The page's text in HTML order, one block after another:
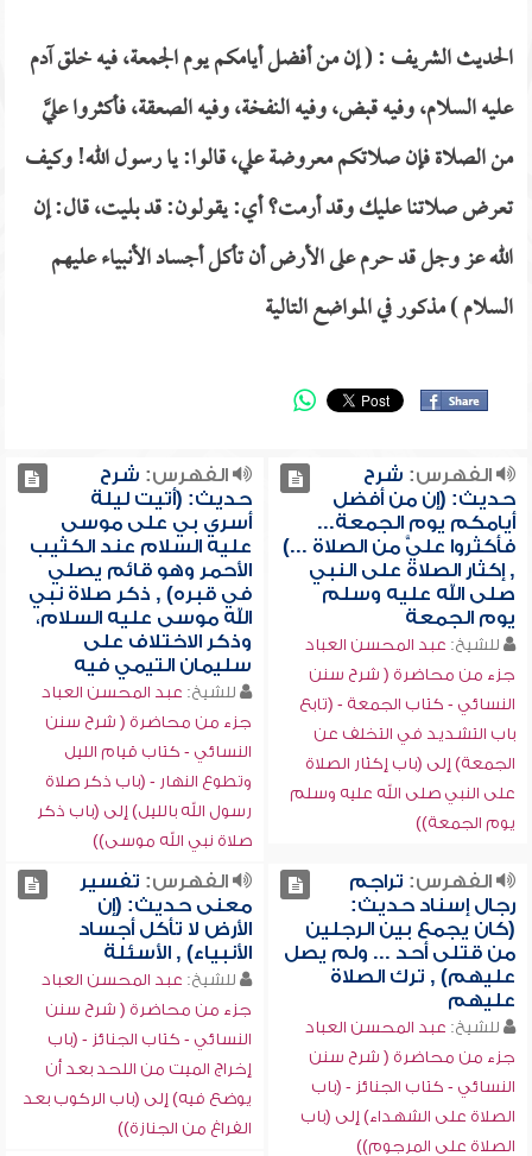
الحديث الشريف : ( إن من أفضل أيامكم يوم الجمعة، فيه خلق آدم
عليه السلام، وفيه قبض، وفيه النفخة، وفيه الصعقة، فأكثروا عليَّ
من الصلاة فإن صلاتكم معروضة علي، قالوا: يا رسول الله! وكيف
تعرض صلاتنا عليك وقد أرمت؟ أي: يقولون: قد بليت، قال: إن
الله عز وجل قد حرم على الأرض أن تأكل أجساد الأنبياء عليهم
السلام ) مذكور في المواضع التالية
الفهرس: شرح
حديث: (إن من أفضل
أيامكم يوم الجمعة...
فأكثروا عليَّ من الصلاة ...)
, إكثار الصلاة على النبي
صلى الله عليه وسلم
يوم الجمعة
للشيخ: عبد المحسن العباد
جزء من محاضرة ( شرح سنن
النسائي - كتاب الجمعة - (تابع
باب التشديد في التخلف عن
الجمعة) إلى (باب إكثار الصلاة
على النبي صلى الله عليه وسلم
يوم الجمعة))
الفهرس: شرح
حديث: (أتيت ليلة
أسري بي على موسى
عليه السلام عند الكثيب
الأحمر وهو قائم يصلي
في قبره) , ذكر صلاة نبي
الله موسى عليه السلام،
وذكر الاختلاف على
سليمان التيمي فيه
للشيخ: عبد المحسن العباد
جزء من محاضرة ( شرح سنن
النسائي - كتاب قيام الليل
وتطوع النهار - (باب ذكر صلاة
رسول الله بالليل) إلى (باب ذكر
صلاة نبي الله موسى))
الفهرس: تراجم
رجال إسناد حديث:
(كان يجمع بين الرجلين
من قتلى أحد ... ولم يصل
عليهم) , ترك الصلاة
عليهم
للشيخ: عبد المحسن العباد
جزء من محاضرة ( شرح سنن
النسائي - كتاب الجنائز - (باب
الصلاة على الشهداء) إلى (باب
الصلاة على المرجوم))
الفهرس: تفسير
معنى حديث: (إن
الأرض لا تأكل أجساد
الأنبياء) , الأسئلة
للشيخ: عبد المحسن العباد
جزء من محاضرة ( شرح سنن
النسائي - كتاب الجنائز - (باب
إخراج الميت من اللحد بعد أن
يوضع فيه) إلى (باب الركوب بعد
الفراغ من الجنازة))